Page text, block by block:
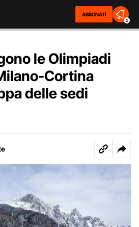
ABBONATI
2
le Olimpiadi
Cortina
delle sedi